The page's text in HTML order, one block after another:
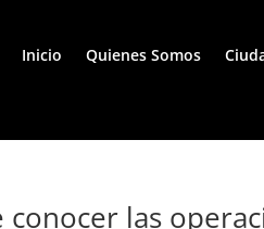
Inicio Quienes Somos
conocer las